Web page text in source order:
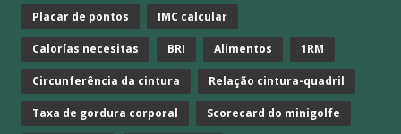
Placar de pontos IMC calcular
Calorías necesitas BRI Alimentos 1RM
Circunferência da cintura Relação cintura-quadril
Taxa de gordura corporal Scorecard do minigolfe